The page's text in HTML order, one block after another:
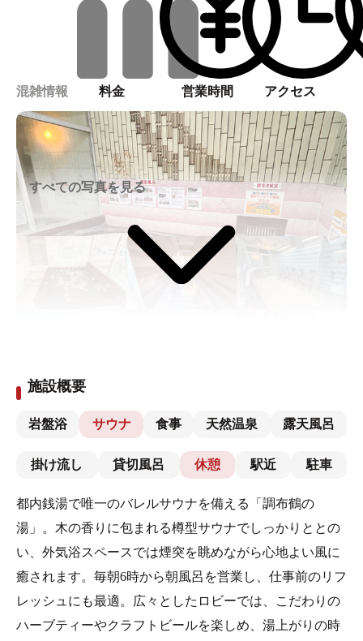
混雑情報 料金 営業時間 アクセス
すべての写真を見る
施設概要
岩盤浴 サウナ 食事 天然温泉 露天風呂
掛け流し 貸切風呂 休憩 駅近 駐車
都内銭湯で唯一のバレルサウナを備える「調布鶴の
湯」。木の香りに包まれる樽型サウナでしっかりととの
い、外気浴スペースでは煙突を眺めながら心地よい風に
癒されます。毎朝6時から朝風呂を営業し、仕事前のリフ
レッシュにも最適。広々としたロビーでは、こだわりの
ハーブティーやクラフトビールを楽しめ、湯上がりの時